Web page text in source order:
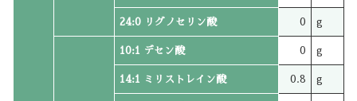
24:0 リグノセリン酸 0 g
10:1 デセン酸 0 g
14:1 ミリストレイン酸 0.8 g